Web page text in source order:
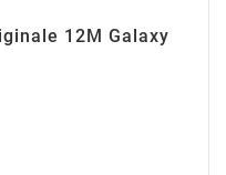
12M Galaxy